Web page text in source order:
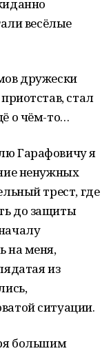
весёлые
дружески
стал
о чём-то…
Гарафовичу я
ненужных
трест, где
до защиты
на меня,
из
ситуации.
большим